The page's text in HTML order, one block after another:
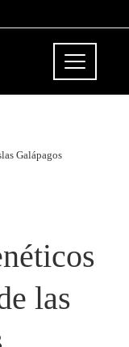
Galápagos
las